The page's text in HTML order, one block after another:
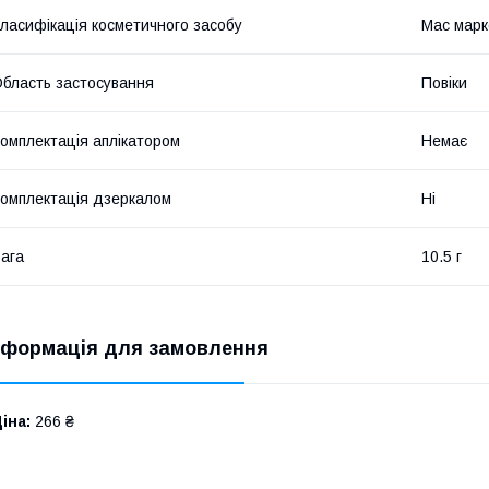
косметичного засобу Мас
застосування Повіки
аплікатором Немає
дзеркалом Ні
10.5 г
для замовлення
266 ₴